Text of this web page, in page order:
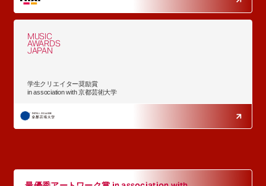
MUSIC
AWARDS
JAPAN
学生クリエイター奨励賞
in association with 京都芸術大学